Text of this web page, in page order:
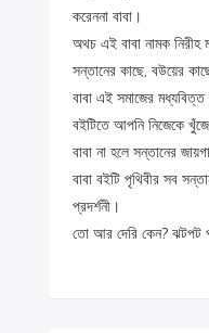
করেননা বাবা।
অথচ এই বাবা নামক নিরীহ
সন্তানের কাছে, বউয়ের
বাবা এই সমাজের মধ্যবিত্ত
বইটিতে আপনি নিজেকে
বাবা না হলে সন্তানের
বাবা বইটি পৃথিবীর সব
প্রদর্শনী।
তো আর দেরি কেন? ঝটপট